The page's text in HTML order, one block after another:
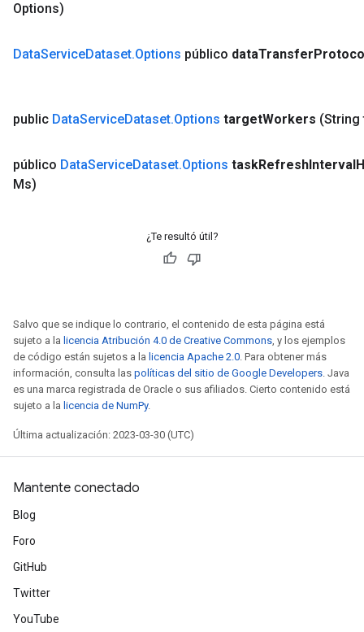
Options)
DataServiceDataset.Options público dataTransfer
public DataServiceDataset.Options targetWorkers (String
público DataServiceDataset.Options taskRefreshInterval
Ms)
¿Te resultó útil?
Salvo que se indique lo contrario, el contenido de esta página está
sujeto a la licencia Atribución 4.0 de Creative Commons, y los ejemplos
de código están sujetos a la licencia Apache 2.0. Para obtener más
información, consulta las políticas del sitio de Google Developers. Java
es una marca registrada de Oracle o sus afiliados. Cierto contenido está
sujeto a la licencia de NumPy.
Última actualización: 2023-03-30 (UTC)
Mantente conectado
Blog
Foro
GitHub
Twitter
YouTube